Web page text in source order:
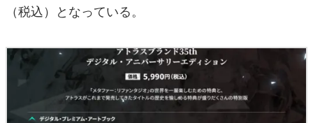
（税込）となっている。